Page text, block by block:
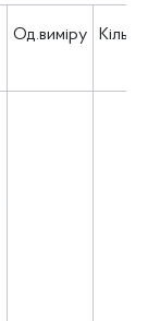
Од.виміру